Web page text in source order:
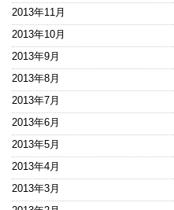
2013年11月
2013年10月
2013年9月
2013年8月
2013年7月
2013年6月
2013年5月
2013年4月
2013年3月